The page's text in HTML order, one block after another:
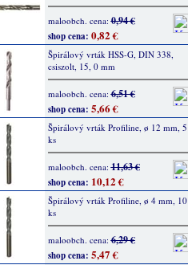
maloobch. cena:0,94 €
shop cena: 0,82 €
Špirálový vrták HSS-G, DIN 338,
csiszolt, 15, 0 mm
maloobch. cena:6,51 €
shop cena: 5,66 €
Špirálový vrták Profiline, ø 12 mm, 5
ks
maloobch. cena:11,63 €
shop cena: 10,12 €
Špirálový vrták Profiline, ø 4 mm, 10
ks
maloobch. cena:6,29 €
shop cena: 5,47 €